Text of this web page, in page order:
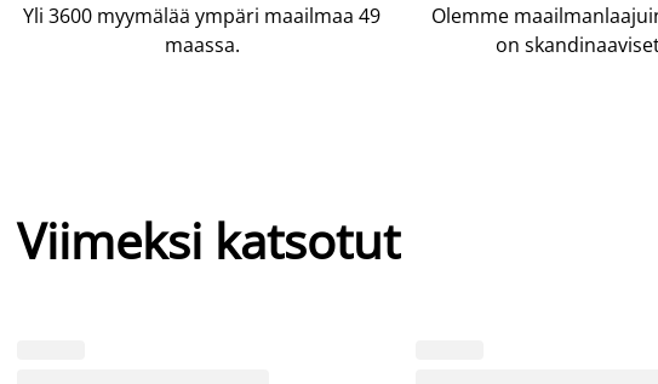
Yli 3600 myymälää ympäri maailmaa 49
maassa.
Olemme
on
Viimeksi katsotut